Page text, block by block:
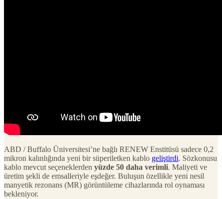
ABD / Buffalo Üniversitesi’ne bağlı RENEW Enstitüsü sadece 0,2
mikron kalınlığında yeni bir süperiletken kablo geliştirdi. Sözkonusu
kablo mevcut seçeneklerden yüzde 50 daha verimli. Maliyeti ve
üretim şekli de emsalleriyle eşdeğer. Buluşun özellikle yeni nesil
manyetik rezonans (MR) görüntüleme cihazlarında rol oynaması
bekleniyor.